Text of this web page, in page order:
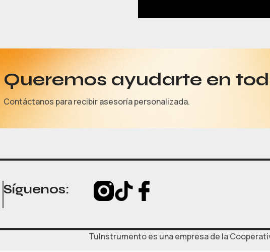
Queremos ayudarte en
Contáctanos para recibir asesoría personalizada.
Síguenos:
TuInstrumento es una empresa de la